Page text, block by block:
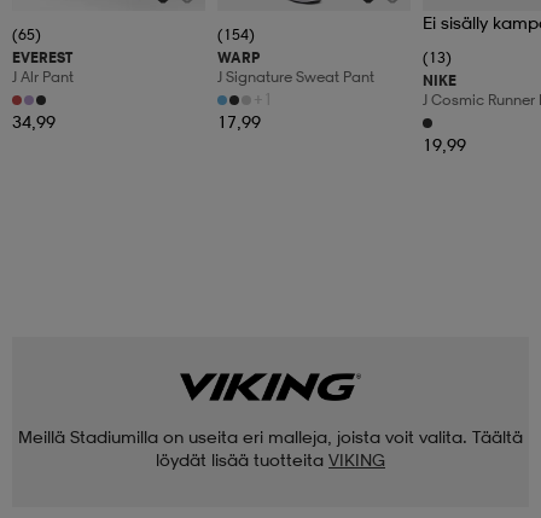
(65)
EVEREST
J Alr Pant
34,99
(154)
WARP
J Signature Sweat Pant
+1
17,99
Ei sisälly
(13)
NIKE
J Cosmic Runner
19,99
Meillä Stadiumilla on useita eri malleja, joista voit valita. Täältä
löydät lisää tuotteita VIKING